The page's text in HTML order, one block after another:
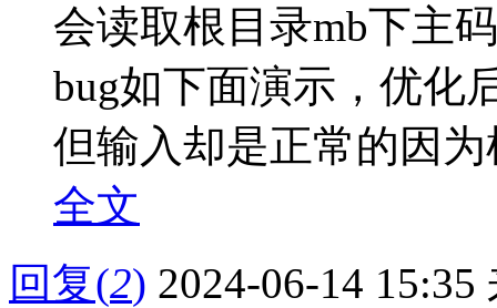
会读取根目录mb下主
bug如下面演示，优化
但输入却是正常的因
全文
回复(2) 2024-06-14 15:35